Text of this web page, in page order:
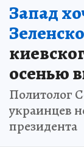
Запад
осенью
Политолог
украинцев
президента